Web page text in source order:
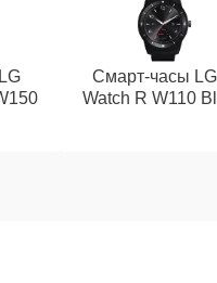
Смарт-часы
Watch R W110